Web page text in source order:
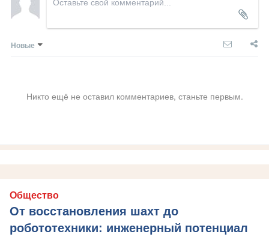
Новые
Никто ещё не оставил комментариев, станьте первым.
Общество
От восстановления шахт до
робототехники: инженерный потенциал